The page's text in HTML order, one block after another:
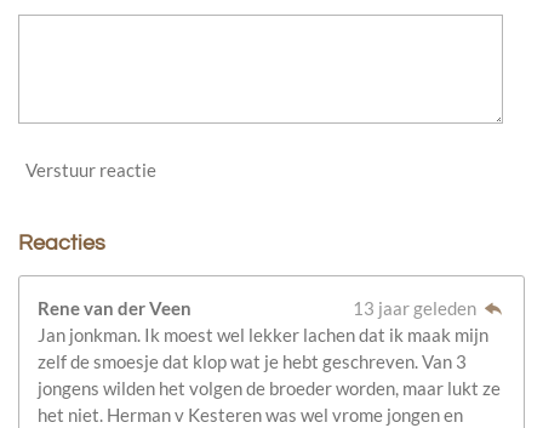
Verstuur reactie
Reacties
Rene van der Veen
13 jaar geleden
Jan jonkman. Ik moest wel lekker lachen dat ik maak mijn
zelf de smoesje dat klop wat je hebt geschreven. Van 3
jongens wilden het volgen de broeder worden, maar lukt ze
het niet. Herman v Kesteren was wel vrome jongen en